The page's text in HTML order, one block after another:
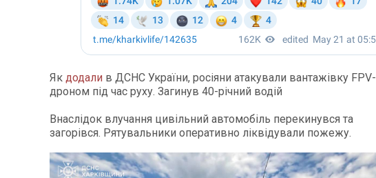
Як додали в ДСНС України, росіяни атакували вантажівку FPV-
дроном під час руху. Загинув 40-річний водій
Внаслідок влучання цивільний автомобіль перекинувся та
загорівся. Рятувальники оперативно ліквідували пожежу.